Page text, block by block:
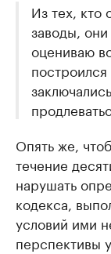
Из тех, кто
заводы,
оцениваю
Опять же,
течение
нарушать
кодекса,
условий ими
перспективы